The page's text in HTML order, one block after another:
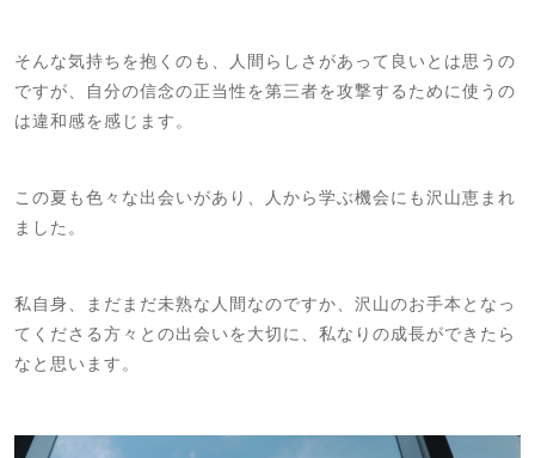
そんな気持ちを抱くのも、人間らしさがあって良いとは思うの
ですが、自分の信念の正当性を第三者を攻撃するために使うの
は違和感を感じます。
この夏も色々な出会いがあり、人から学ぶ機会にも沢山恵まれ
ました。
私自身、まだまだ未熟な人間なのですか、沢山のお手本となっ
てくださる方々との出会いを大切に、私なりの成長ができたら
なと思います。